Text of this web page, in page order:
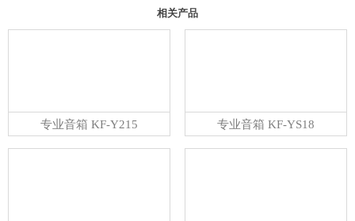
相关产品
专业音箱 KF-Y215 专业音箱 KF-YS18